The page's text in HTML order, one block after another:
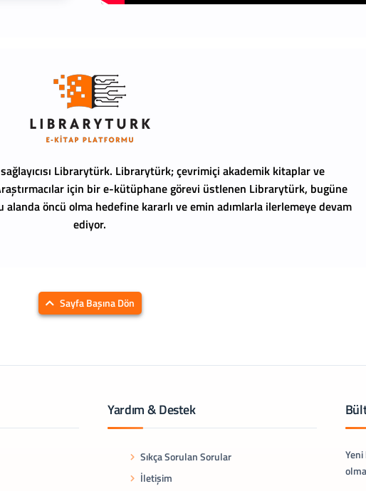
Librarytürk. Librarytürk; çevrimiçi akademik kitaplar ve
için bir e-kütüphane görevi üstlenen Librarytürk, bugüne
öncü olma hedefine kararlı ve emin adımlarla ilerlemeye devam
ediyor.
Sayfa Başına Dön
Yardım & Destek
Sıkça Sorulan Sorular
İletişim